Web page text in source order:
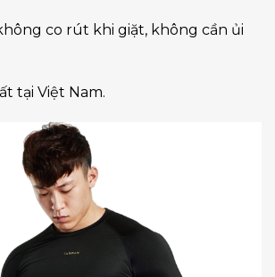
co rút khi giặt, không cần ủi
tại Việt Nam.